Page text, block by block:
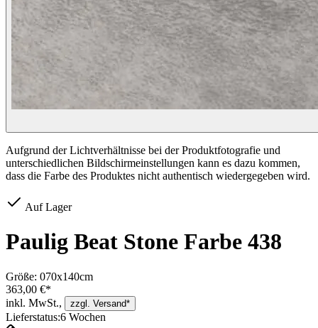
Aufgrund der Lichtverhältnisse bei der Produktfotografie und
unterschiedlichen Bildschirmeinstellungen kann es dazu kommen,
dass die Farbe des Produktes nicht authentisch wiedergegeben wird.
Auf Lager
Paulig Beat Stone Farbe 438
Größe: 070x140cm
363,00 €*
inkl. MwSt.,
zzgl. Versand*
Lieferstatus:6 Wochen